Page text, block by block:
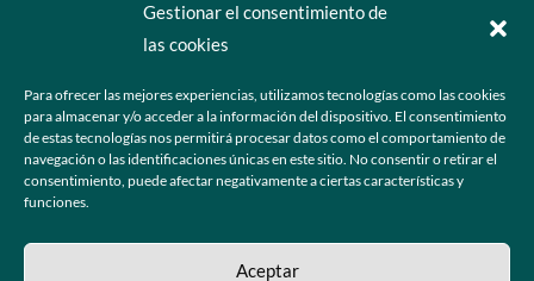
Gestionar el consentimiento de
las cookies
Para ofrecer las mejores experiencias, utilizamos tecnologías como las cookies
para almacenar y/o acceder a la información del dispositivo. El consentimiento
de estas tecnologías nos permitirá procesar datos como el comportamiento de
navegación o las identificaciones únicas en este sitio. No consentir o retirar el
consentimiento, puede afectar negativamente a ciertas características y
funciones.
Aceptar
 +52 55 6173 7725 (Ventas)
 hola@grupo-omk.com
© 2025 Grupo OMK – Todos los derechos reservados